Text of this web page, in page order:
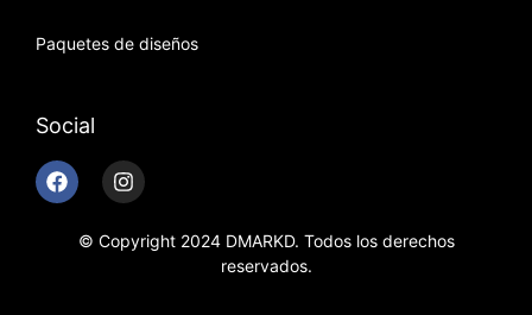
Paquetes de diseños
Social
© Copyright 2024 DMARKD. Todos los derechos
reservados.